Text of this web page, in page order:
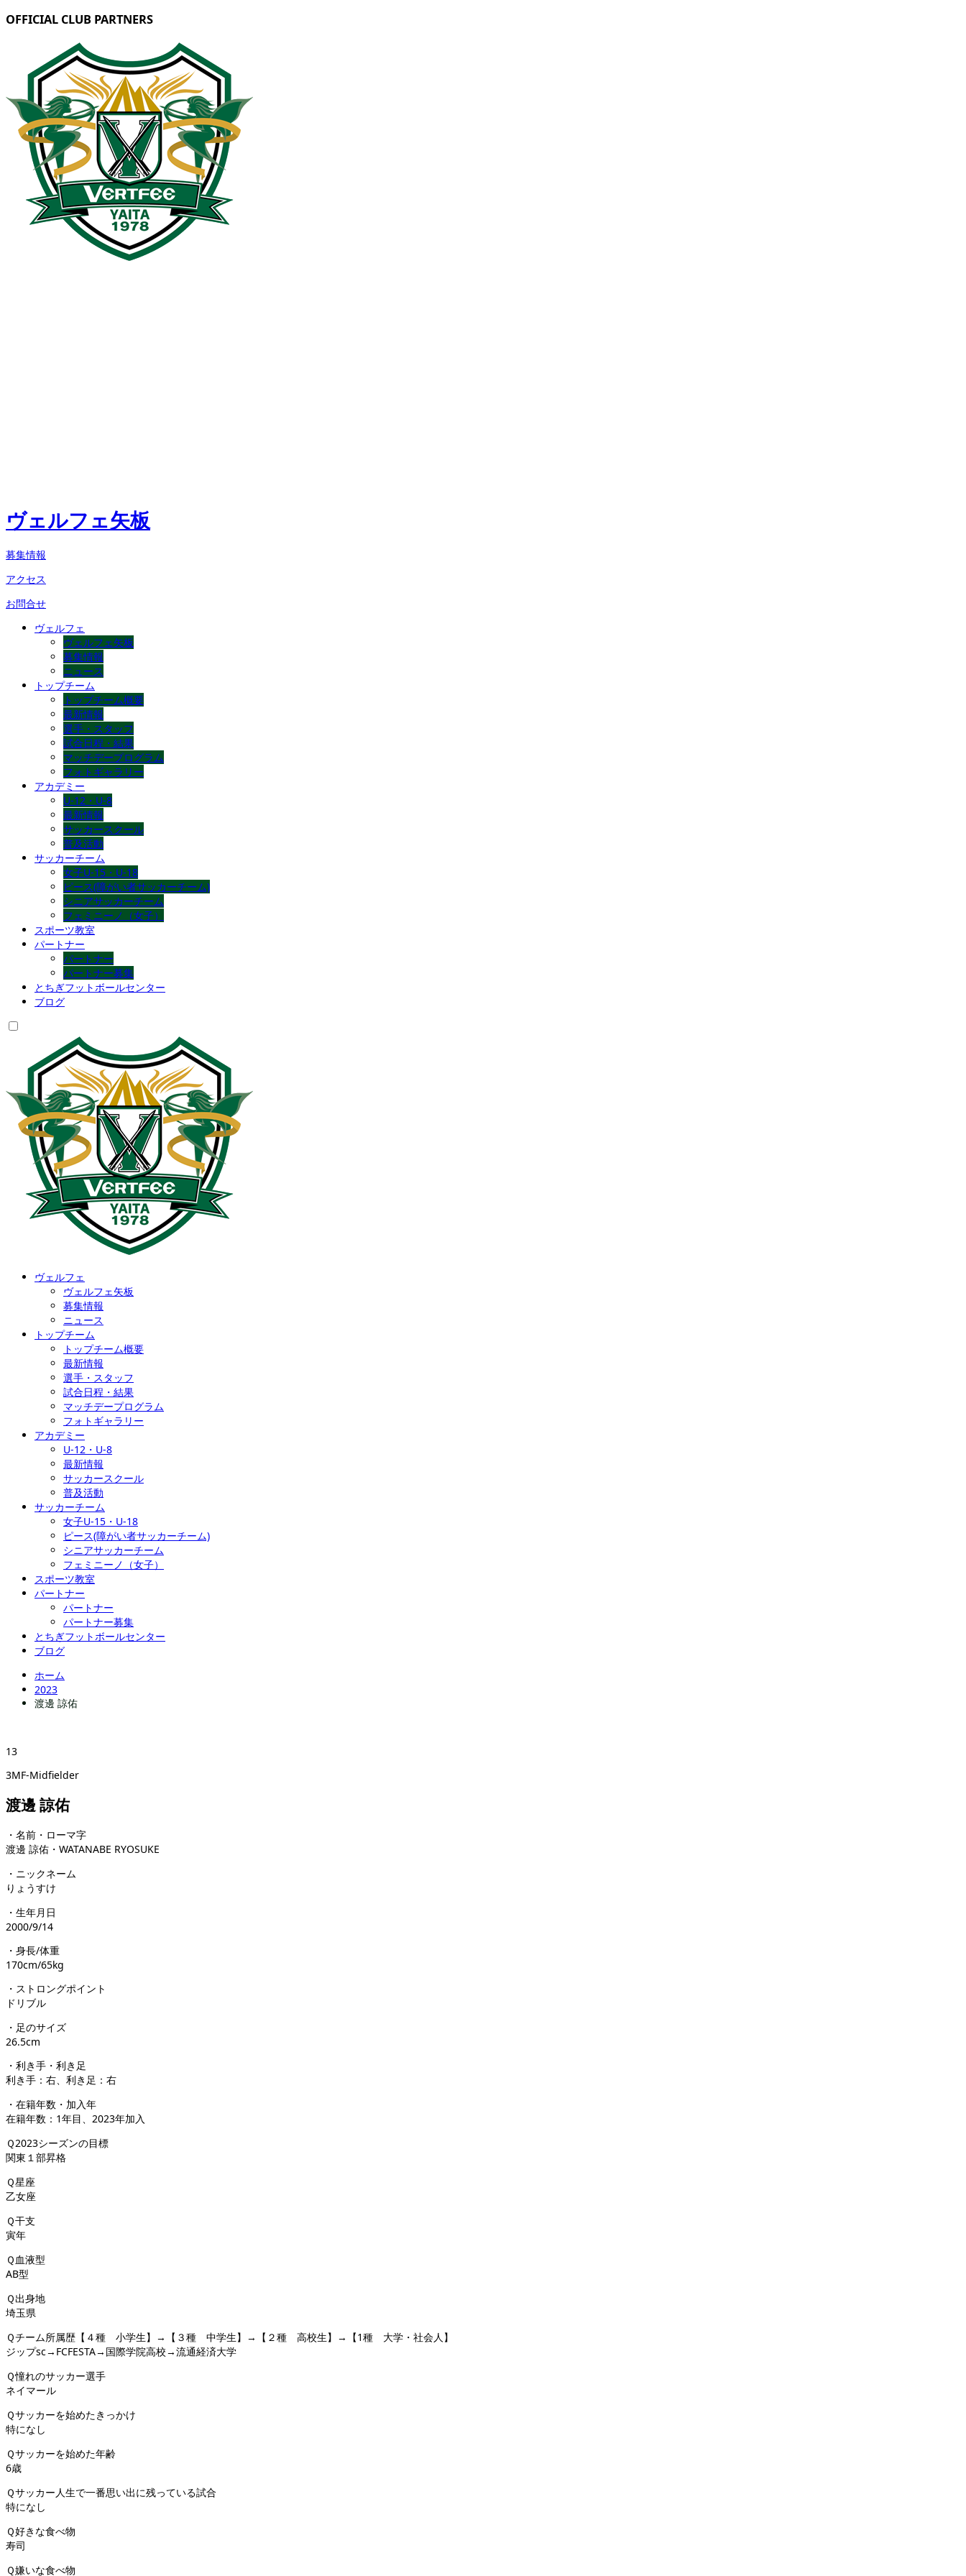
OFFICIAL CLUB PARTNERS
ヴェルフェ矢板
募集情報
アクセス
お問合せ
ヴェルフェ
ヴェルフェ矢板
募集情報
ニュース
トップチーム
トップチーム概要
最新情報
選手・スタッフ
試合日程・結果
マッチデープログラム
フォトギャラリー
アカデミー
U-12・U-8
最新情報
サッカースクール
普及活動
サッカーチーム
女子U-15・U-18
ピース(障がい者サッカーチーム)
シニアサッカーチーム
フェミニーノ（女子）
スポーツ教室
パートナー
パートナー
パートナー募集
とちぎフットボールセンター
ブログ
ヴェルフェ
ヴェルフェ矢板
募集情報
ニュース
トップチーム
トップチーム概要
最新情報
選手・スタッフ
試合日程・結果
マッチデープログラム
フォトギャラリー
アカデミー
U-12・U-8
最新情報
サッカースクール
普及活動
サッカーチーム
女子U-15・U-18
ピース(障がい者サッカーチーム)
シニアサッカーチーム
フェミニーノ（女子）
スポーツ教室
パートナー
パートナー
パートナー募集
とちぎフットボールセンター
ブログ
ホーム
2023
渡邊 諒佑
13
3MF-Midfielder
渡邊 諒佑
・名前・ローマ字
渡邊 諒佑・WATANABE RYOSUKE
・ニックネーム
りょうすけ
・生年月日
2000/9/14
・身長/体重
170cm/65kg
・ストロングポイント
ドリブル
・足のサイズ
26.5cm
・利き手・利き足
利き手：右、利き足：右
・在籍年数・加入年
在籍年数：1年目、2023年加入
Ｑ2023シーズンの目標
関東１部昇格
Ｑ星座
乙女座
Ｑ干支
寅年
Ｑ血液型
AB型
Ｑ出身地
埼玉県
Ｑチーム所属歴【４種 小学生】→【３種 中学生】→【２種 高校生】→【1種 大学・社会人】
ジップsc→FCFESTA→国際学院高校→流通経済大学
Ｑ憧れのサッカー選手
ネイマール
Ｑサッカーを始めたきっかけ
特になし
Ｑサッカーを始めた年齢
6歳
Ｑサッカー人生で一番思い出に残っている試合
特になし
Ｑ好きな食べ物
寿司
Ｑ嫌いな食べ物